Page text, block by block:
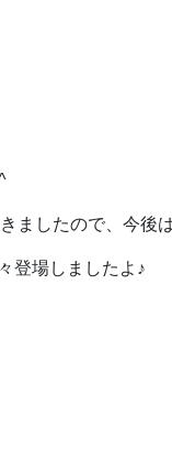
したので、今後
登場しましたよ♪